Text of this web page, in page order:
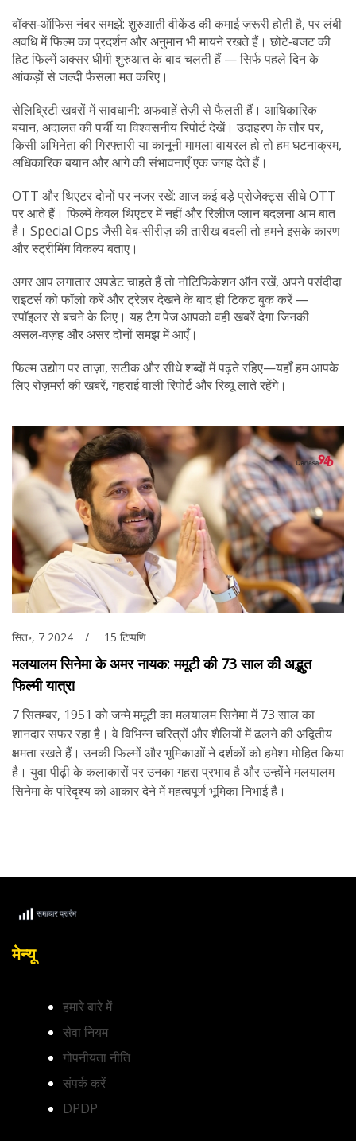
बॉक्स‑ऑफिस नंबर समझें: शुरुआती वीकेंड की कमाई ज़रूरी होती है, पर लंबी
अवधि में फिल्म का प्रदर्शन और अनुमान भी मायने रखते हैं। छोटे‑बजट की
हिट फिल्में अक्सर धीमी शुरुआत के बाद चलती हैं — सिर्फ पहले दिन के
आंकड़ों से जल्दी फैसला मत करिए।
सेलिब्रिटी खबरों में सावधानी: अफवाहें तेज़ी से फैलती हैं। आधिकारिक
बयान, अदालत की पर्ची या विश्वसनीय रिपोर्ट देखें। उदाहरण के तौर पर,
किसी अभिनेता की गिरफ्तारी या कानूनी मामला वायरल हो तो हम घटनाक्रम,
अधिकारिक बयान और आगे की संभावनाएँ एक जगह देते हैं।
OTT और थिएटर दोनों पर नजर रखें: आज कई बड़े प्रोजेक्ट्स सीधे OTT
पर आते हैं। फिल्में केवल थिएटर में नहीं और रिलीज प्लान बदलना आम बात
है। Special Ops जैसी वेब‑सीरीज़ की तारीख बदली तो हमने इसके कारण
और स्ट्रीमिंग विकल्प बताए।
अगर आप लगातार अपडेट चाहते हैं तो नोटिफिकेशन ऑन रखें, अपने पसंदीदा
राइटर्स को फॉलो करें और ट्रेलर देखने के बाद ही टिकट बुक करें —
स्पॉइलर से बचने के लिए। यह टैग पेज आपको वही खबरें देगा जिनकी
असल‑वज़ह और असर दोनों समझ में आएँ।
फिल्म उद्योग पर ताज़ा, सटीक और सीधे शब्दों में पढ़ते रहिए—यहाँ हम आपके
लिए रोज़मर्रा की खबरें, गहराई वाली रिपोर्ट और रिव्यू लाते रहेंगे।
सित॰, 7 2024 15 टिप्पणि
मलयालम सिनेमा के अमर नायक: ममूटी की 73 साल की अद्भुत
फिल्मी यात्रा
7 सितम्बर, 1951 को जन्मे ममूटी का मलयालम सिनेमा में 73 साल का
शानदार सफर रहा है। वे विभिन्न चरित्रों और शैलियों में ढलने की अद्वितीय
क्षमता रखते हैं। उनकी फिल्मों और भूमिकाओं ने दर्शकों को हमेशा मोहित किया
है। युवा पीढ़ी के कलाकारों पर उनका गहरा प्रभाव है और उन्होंने मलयालम
सिनेमा के परिदृश्य को आकार देने में महत्वपूर्ण भूमिका निभाई है।
मेन्यू
हमारे बारे में
सेवा नियम
गोपनीयता नीति
संपर्क करें
DPDP